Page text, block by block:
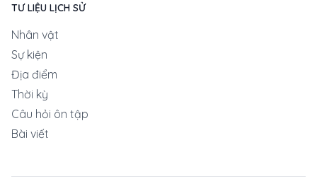
TƯ LIỆU LỊCH SỬ
Nhân vật
Sự kiện
Địa điểm
Thời kỳ
Câu hỏi ôn tập
Bài viết